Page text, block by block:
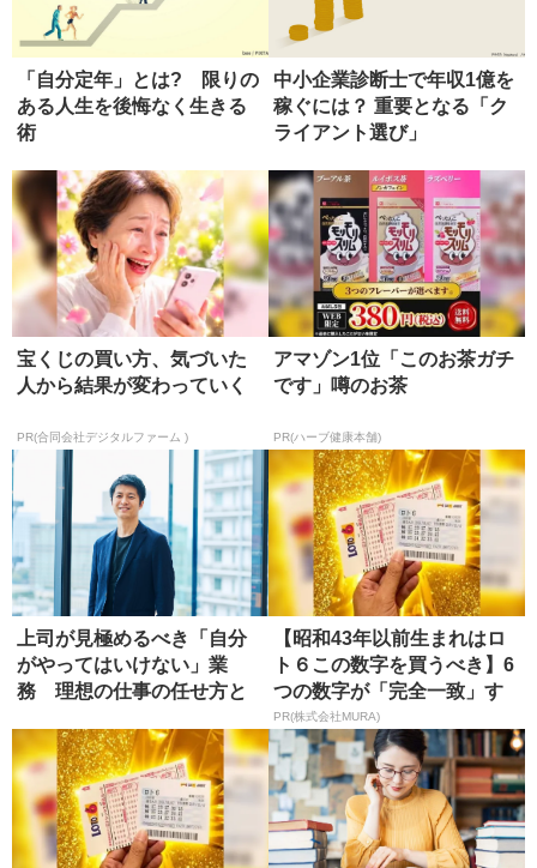
「自分定年」とは? 限りの
ある人生を後悔なく生きる
術
中小企業診断士で年収1億を
稼ぐには？ 重要となる「ク
ライアント選び」
宝くじの買い方、気づいた
人から結果が変わっていく
PR(合同会社デジタルファーム )
アマゾン1位「このお茶ガチ
です」噂のお茶
PR(ハーブ健康本舗)
上司が見極めるべき「自分
がやってはいけない」業
務 理想の仕事の任せ方と
【昭和43年以前生まれはロ
ト６この数字を買うべき】6
つの数字が「完全一致」す
る方...
PR(株式会社MURA)